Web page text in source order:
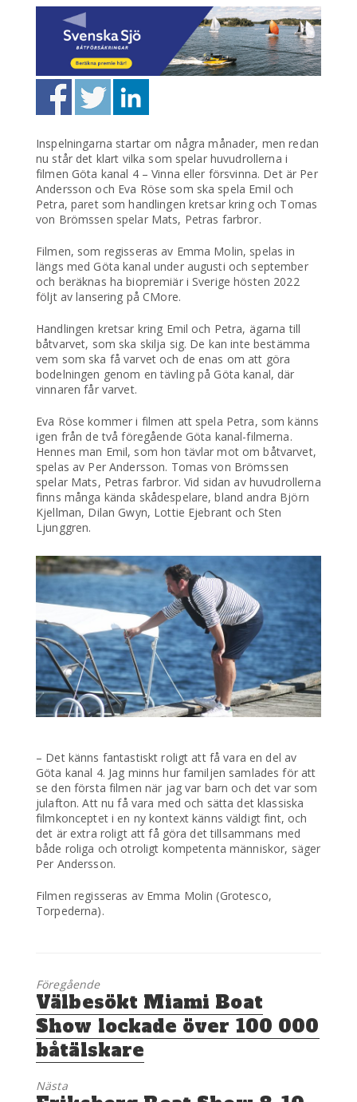
Inspelningarna startar om några månader, men redan
nu står det klart vilka som spelar huvudrollerna i
filmen Göta kanal 4 – Vinna eller försvinna. Det är Per
Andersson och Eva Röse som ska spela Emil och
Petra, paret som handlingen kretsar kring och Tomas
von Brömssen spelar Mats, Petras farbror.
Filmen, som regisseras av Emma Molin, spelas in
längs med Göta kanal under augusti och september
och beräknas ha biopremiär i Sverige hösten 2022
följt av lansering på CMore.
Handlingen kretsar kring Emil och Petra, ägarna till
båtvarvet, som ska skilja sig. De kan inte bestämma
vem som ska få varvet och de enas om att göra
bodelningen genom en tävling på Göta kanal, där
vinnaren får varvet.
Eva Röse kommer i filmen att spela Petra, som känns
igen från de två föregående Göta kanal-filmerna.
Hennes man Emil, som hon tävlar mot om båtvarvet,
spelas av Per Andersson. Tomas von Brömssen
spelar Mats, Petras farbror. Vid sidan av huvudrollerna
finns många kända skådespelare, bland andra Björn
Kjellman, Dilan Gwyn, Lottie Ejebrant och Sten
Ljunggren.
– Det känns fantastiskt roligt att få vara en del av
Göta kanal 4. Jag minns hur familjen samlades för att
se den första filmen när jag var barn och det var som
julafton. Att nu få vara med och sätta det klassiska
filmkonceptet i en ny kontext känns väldigt fint, och
det är extra roligt att få göra det tillsammans med
både roliga och otroligt kompetenta människor, säger
Per Andersson.
Filmen regisseras av Emma Molin (Grotesco,
Torpederna).
Föregående
Föregående
inlägg:
Välbesökt Miami Boat
Show lockade över 100 000
båtälskare
Nästa
Nästa